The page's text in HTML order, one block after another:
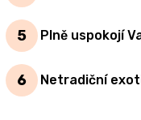
Plně uspokojí
Netradiční